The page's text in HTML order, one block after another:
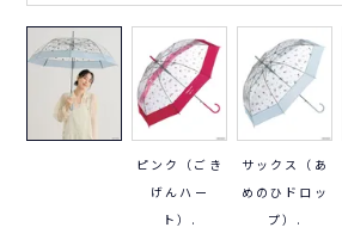
ピンク（ごき
げんハー
ト）.
サックス（あ
めのひドロッ
プ）.